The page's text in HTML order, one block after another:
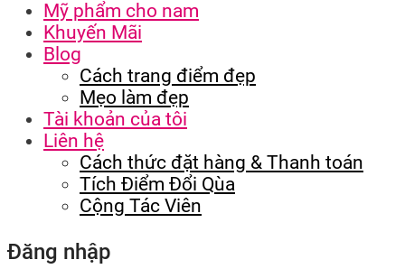
Mỹ phẩm cho nam
Khuyến Mãi
Blog
Cách trang điểm đẹp
Mẹo làm đẹp
Tài khoản của tôi
Liên hệ
Cách thức đặt hàng & Thanh toán
Tích Điểm Đổi Qùa
Cộng Tác Viên
Đăng nhập